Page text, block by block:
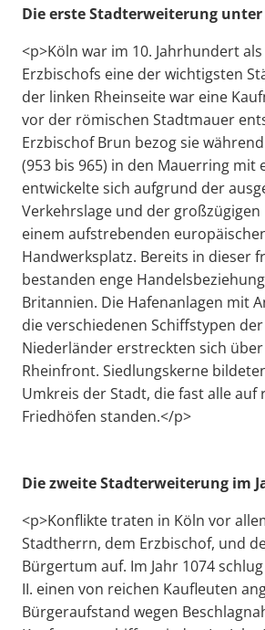
Die erste Stadterweiterung
<p>Köln war im 10. Jahrhundert als
Erzbischofs eine der wichtigsten
der linken Rheinseite war eine
vor der römischen Stadtmauer
Erzbischof Brun bezog sie
(953 bis 965) in den Mauerring mit
entwickelte sich aufgrund der
Verkehrslage und der großzügigen
einem aufstrebenden
Handwerksplatz. Bereits in dieser
bestanden enge
Britannien. Die Hafenanlagen mit
die verschiedenen Schiffstypen
Niederländer erstreckten sich
Rheinfront. Siedlungskerne
Umkreis der Stadt, die fast alle auf
Friedhöfen standen.</p>
Die zweite Stadterweiterung im
<p>Konflikte traten in Köln vor
Stadtherrn, dem Erzbischof, und
Bürgertum auf. Im Jahr 1074
II. einen von reichen Kaufleuten
Bürgeraufstand wegen